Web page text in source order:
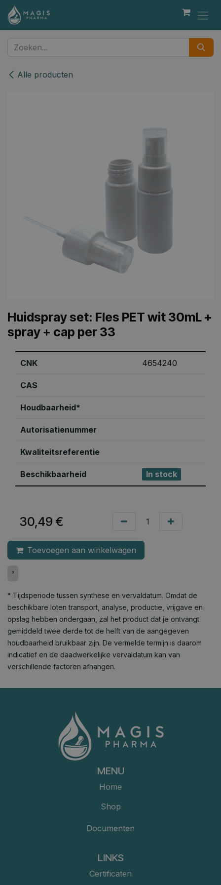
Overslaan naar inhoud
Alle producten
Huidspray set: Fles PET wit 30mL +
spray + cap per 33
CNK 4654240
CAS
Houdbaarheid*
Autorisatienummer
Kwaliteitsreferentie
Beschikbaarheid In stock
30,49 €
Toevoegen aan winkelwagen
°
* Tijdsperiode tussen synthese en vervaldatum. Omdat de
beschikbare loten transport, analyse, productie, vrijgave en
opslag hebben ondergaan, zal het product dat je ontvangt
gemiddeld twee derde tot de helft van de aangegeven
houdbaarheid bruikbaar zijn. De vermelde termijn is daarom
indicatief en de daadwerkelijke vervaldatum kan van
verschillende factoren afhangen.
MENU
Home
Shop
Documenten
LINKS
Certificaten